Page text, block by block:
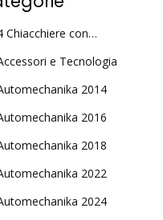
Chiacchiere con…
e Tecnologia
2014
2016
2018
2022
2024